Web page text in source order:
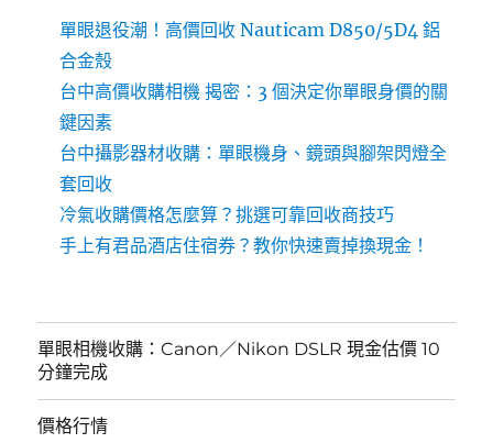
單眼退役潮！高價回收 Nauticam D850/5D4 鋁
合金殼
台中高價收購相機 揭密：3 個決定你單眼身價的關
鍵因素
台中攝影器材收購：單眼機身、鏡頭與腳架閃燈全
套回收
冷氣收購價格怎麼算？挑選可靠回收商技巧
手上有君品酒店住宿券？教你快速賣掉換現金！
單眼相機收購：Canon／Nikon DSLR 現金估價 10
分鐘完成
價格行情